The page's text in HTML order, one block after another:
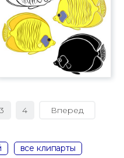
3 4 Вперед
все клипарты